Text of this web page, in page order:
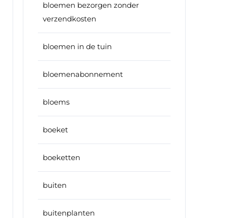
bloemen bezorgen zonder
verzendkosten
bloemen in de tuin
bloemenabonnement
bloems
boeket
boeketten
buiten
buitenplanten